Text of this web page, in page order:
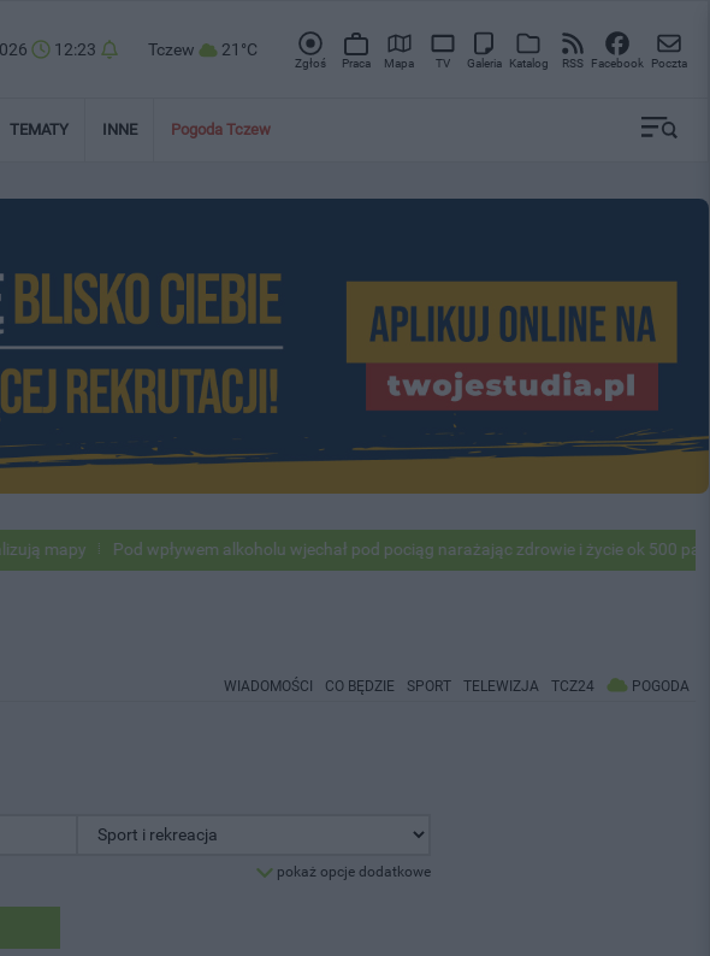
12:23 Tczew 21°C
Zgłoś Praca Mapa TV Galeria Katalog RSS Facebook Poczta
TEMATY INNE Pogoda Tczew
mapy Pod wpływem alkoholu wjechał pod pociąg narażając zdrowie i życie ok 500
WIADOMOŚCI CO BĘDZIE SPORT TELEWIZJA TCZ24 POGODA
pokaż opcje dodatkowe